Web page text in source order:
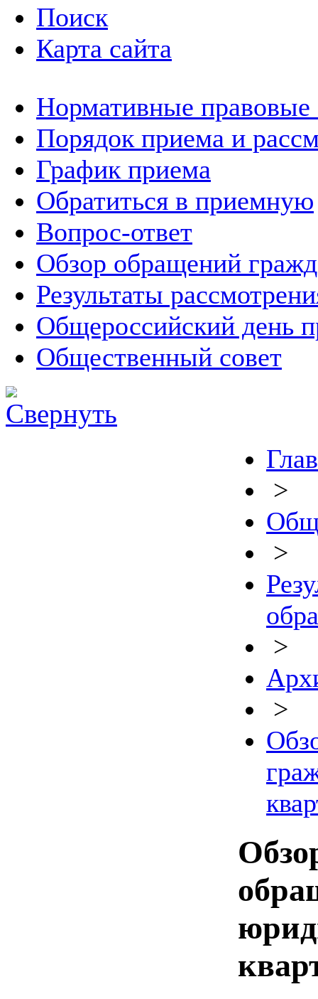
Поиск
Карта сайта
Нормативные правовые
Порядок приема и
График приема
Обратиться в приемную
Вопрос-ответ
Обзор обращений
Результаты
Общероссийский день
Общественный совет
>
>
>
>